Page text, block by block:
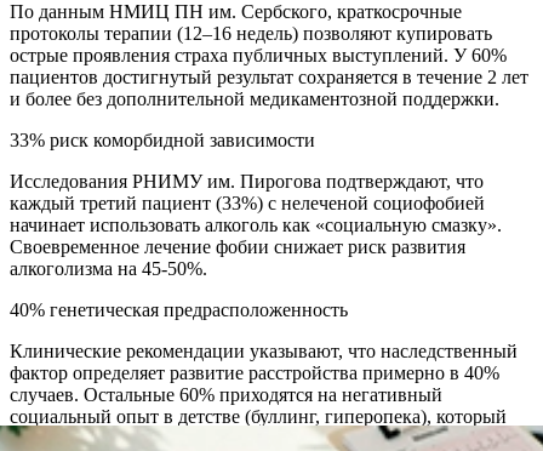
По данным НМИЦ ПН им. Сербского, краткосрочные
протоколы терапии (12–16 недель) позволяют купировать
острые проявления страха публичных выступлений. У 60%
пациентов достигнутый результат сохраняется в течение 2 лет
и более без дополнительной медикаментозной поддержки.
33% риск коморбидной зависимости
Исследования РНИМУ им. Пирогова подтверждают, что
каждый третий пациент (33%) с нелеченой социофобией
начинает использовать алкоголь как «социальную смазку».
Своевременное лечение фобии снижает риск развития
алкоголизма на 45-50%.
40% генетическая предрасположенность
Клинические рекомендации указывают, что наследственный
фактор определяет развитие расстройства примерно в 40%
случаев. Остальные 60% приходятся на негативный
социальный опыт в детстве (буллинг, гиперопека), который
успешно корректируется в ходе терапии.